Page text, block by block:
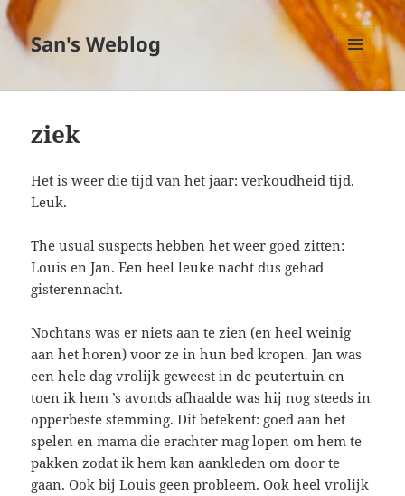
San's Weblog
MENU
EN
ziek
Het is weer die tijd van het jaar: verkoudheid tijd.
Leuk.
The usual suspects hebben het weer goed zitten:
Louis en Jan. Een heel leuke nacht dus gehad
gisterennacht.
Nochtans was er niets aan te zien (en heel weinig
aan het horen) voor ze in hun bed kropen. Jan was
een hele dag vrolijk geweest in de peutertuin en
toen ik hem ’s avonds afhaalde was hij nog steeds in
opperbeste stemming. Dit betekent: goed aan het
spelen en mama die erachter mag lopen om hem te
pakken zodat ik hem kan aankleden om door te
gaan. Ook bij Louis geen probleem. Ook heel vrolijk